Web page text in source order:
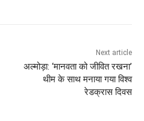
Next article
अल्मोड़ा: ‘मानवता को जीवित रखना’
थीम के साथ मनाया गया विश्व
रेडक्रास दिवस